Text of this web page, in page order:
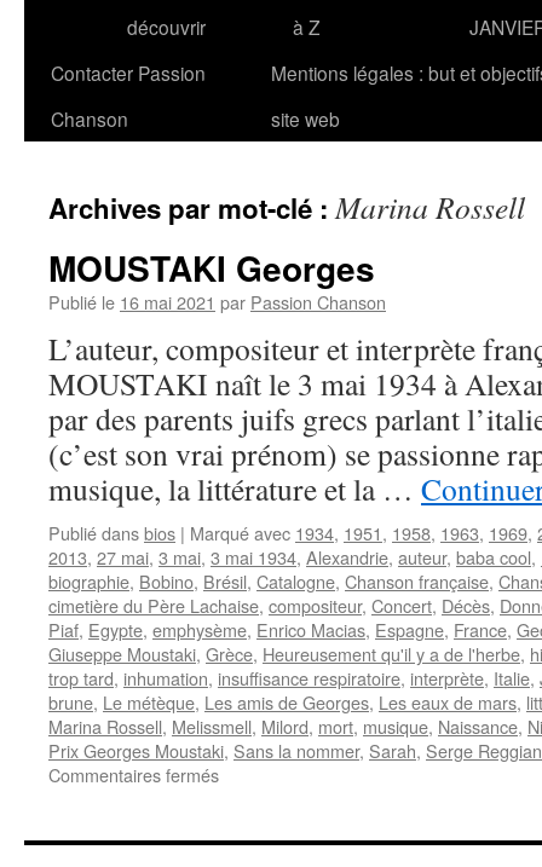
découvrir
à Z
Contacter Passion
Chanson
Mentions légales : but et
site web
Archives par mot-clé :Marina Rossell
MOUSTAKI Georges
Publié le 16 mai 2021 par Passion Chanson
L’auteur, compositeur et interprète
MOUSTAKI naît le 3 mai 1934 à
par des parents juifs grecs parlant
(c’est son vrai prénom) se passionne
musique, la littérature et la …
Publié dansbios | Marqué avec 1934, 1951, 1958, 1963, 1969,
2013, 27 mai, 3 mai, 3 mai 1934, Alexandrie, auteur, baba cool,
biographie, Bobino, Brésil, Catalogne, Chanson française,
cimetière du Père Lachaise, compositeur, Concert, Décès,
Piaf, Egypte, emphysème, Enrico Macias, Espagne, France,
Giuseppe Moustaki, Grèce, Heureusement qu'il y a de l'herbe,
trop tard, inhumation, insuffisance respiratoire, interprète, Italie,
brune, Le métèque, Les amis de Georges, Les eaux de mars,
Marina Rossell, Melissmell, Milord, mort, musique, Naissance,
Prix Georges Moustaki, Sans la nommer, Sarah, Serge
Commentaires ferméssur